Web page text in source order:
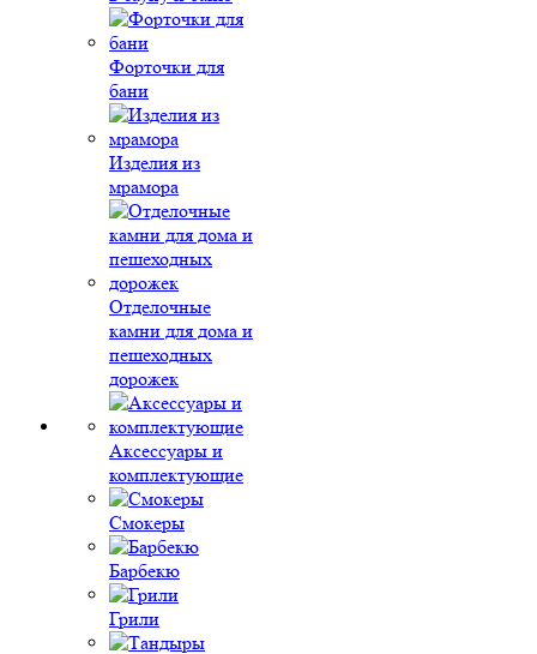
Форточки для
бани
Изделия из
мрамора
Отделочные
камни для дома и
пешеходных
дорожек
Аксессуары и
комплектующие
Смокеры
Барбекю
Грили